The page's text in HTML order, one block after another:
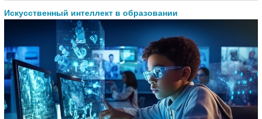
Искусственный интеллект в образовании